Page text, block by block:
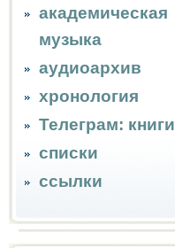
академическая
музыка
аудиоархив
хронология
Телеграм: книги
списки
ссылки